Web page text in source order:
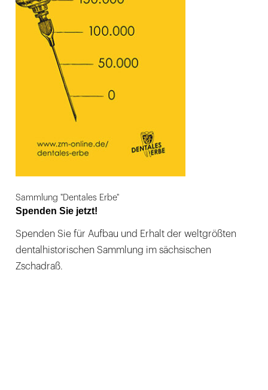
Sammlung "Dentales Erbe"
Spenden Sie jetzt!
Spenden Sie für Aufbau und Erhalt der weltgrößten
dentalhistorischen Sammlung im sächsischen
Zschadraß.